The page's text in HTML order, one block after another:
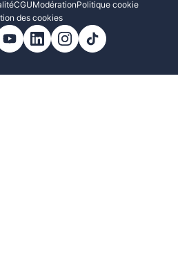
CGUModérationPolitique cookie
des cookies